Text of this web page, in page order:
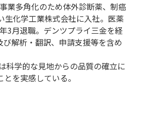
業多角化のため体外診断薬、制癌
化学工業株式会社に入社。医薬
3月退職。デンツプライ三金を経
解析・翻訳、申請支援等を含め
科学的な見地からの品質の確立に
を実感している。